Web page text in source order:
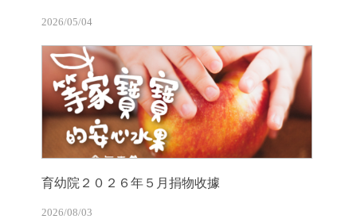
2026/05/04
育幼院２０２６年５月捐物收據
2026/08/03